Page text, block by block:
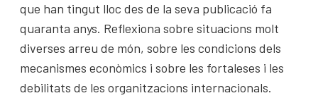
que han tingut lloc des de la seva publicació fa
quaranta anys. Reflexiona sobre situacions molt
diverses arreu de món, sobre les condicions dels
mecanismes econòmics i sobre les fortaleses i les
debilitats de les organitzacions internacionals.